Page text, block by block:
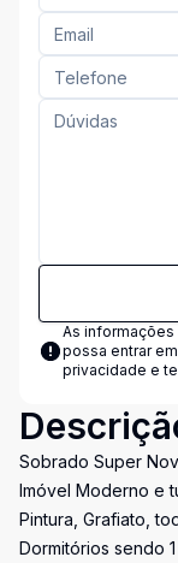
As informações
possa entrar
privacidade e
Sobrado Super
Imóvel Moderno e
Pintura, Grafiato,
Dormitórios sendo